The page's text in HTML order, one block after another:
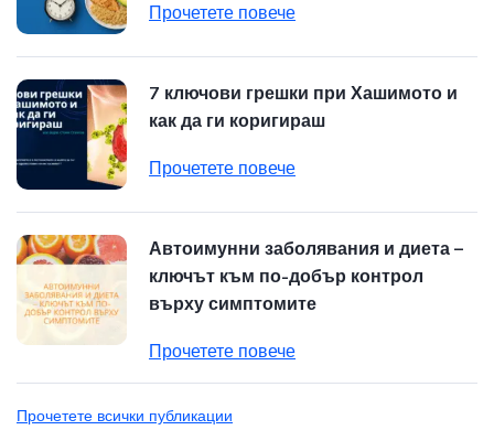
Прочетете повече
7 ключови грешки при Хашимото и
как да ги коригираш
Прочетете повече
Автоимунни заболявания и диета –
ключът към по-добър контрол
върху симптомите
Прочетете повече
Прочетете всички публикации